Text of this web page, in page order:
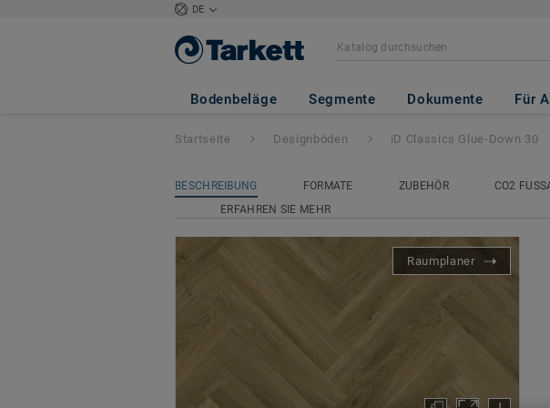
DE
Bodenbeläge Segmente Dokumente Für
iD Classics Glue-Down 30 -
Startseite Designböden iD Classics Glue-Down 30
BESCHREIBUNG FORMATE ZUBEHÖR CO2
ERFAHREN SIE MEHR
Raumplaner